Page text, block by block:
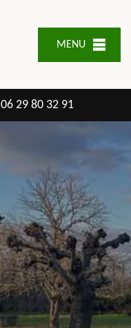
MENU
06 29 80 32 91